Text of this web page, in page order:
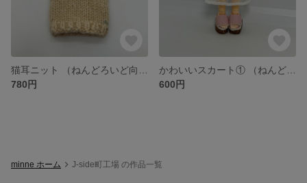
780円
600円
minne ホーム J-side町工場 の作品一覧